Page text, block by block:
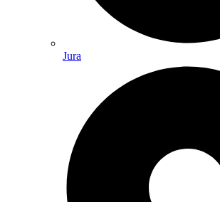
Jura